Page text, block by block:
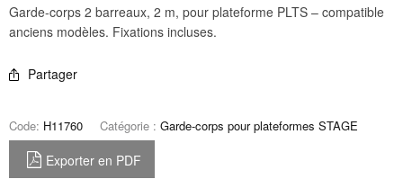
Garde-corps 2 barreaux, 2 m, pour plateforme PLTS – compatible
anciens modèles. Fixations incluses.
Partager
Code: H11760 Catégorie : Garde-corps pour plateformes STAGE
Exporter en PDF